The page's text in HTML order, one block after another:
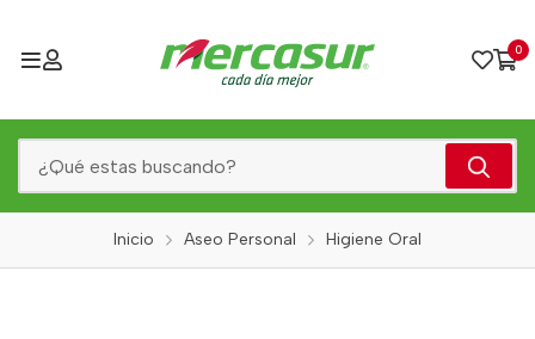
0
Inicio Aseo Personal Higiene Oral